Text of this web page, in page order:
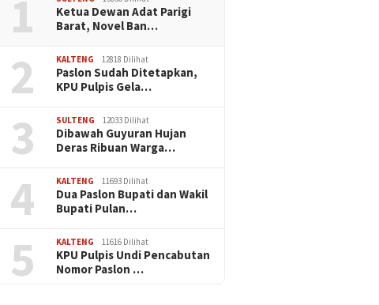
1
Ketua Dewan Adat Parigi
Barat, Novel Ban…
2 KALTENG 12818 Dilihat
Paslon Sudah Ditetapkan,
KPU Pulpis Gela…
3 SULTENG 12033 Dilihat
Dibawah Guyuran Hujan
Deras Ribuan Warga…
4 KALTENG 11693 Dilihat
Dua Paslon Bupati dan Wakil
Bupati Pulan…
5 KALTENG 11616 Dilihat
KPU Pulpis Undi Pencabutan
Nomor Paslon …